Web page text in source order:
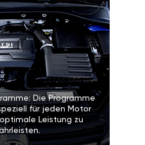
Die Programme
für jeden Motor
Leistung zu